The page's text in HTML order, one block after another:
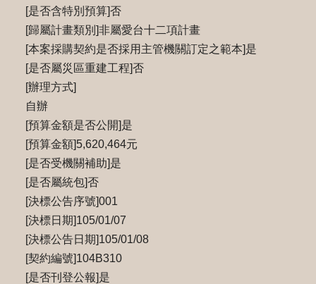
[是否含特別預算]否
[歸屬計畫類別]非屬愛台十二項計畫
[本案採購契約是否採用主管機關訂定之範本]是
[是否屬災區重建工程]否
[辦理方式]
自辦
[預算金額是否公開]是
[預算金額]5,620,464元
[是否受機關補助]是
[是否屬統包]否
[決標公告序號]001
[決標日期]105/01/07
[決標公告日期]105/01/08
[契約編號]104B310
[是否刊登公報]是